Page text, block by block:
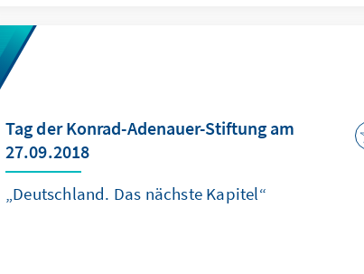
Tag der Konrad-Adenauer-Stiftung am
27.09.2018
„Deutschland. Das nächste Kapitel“